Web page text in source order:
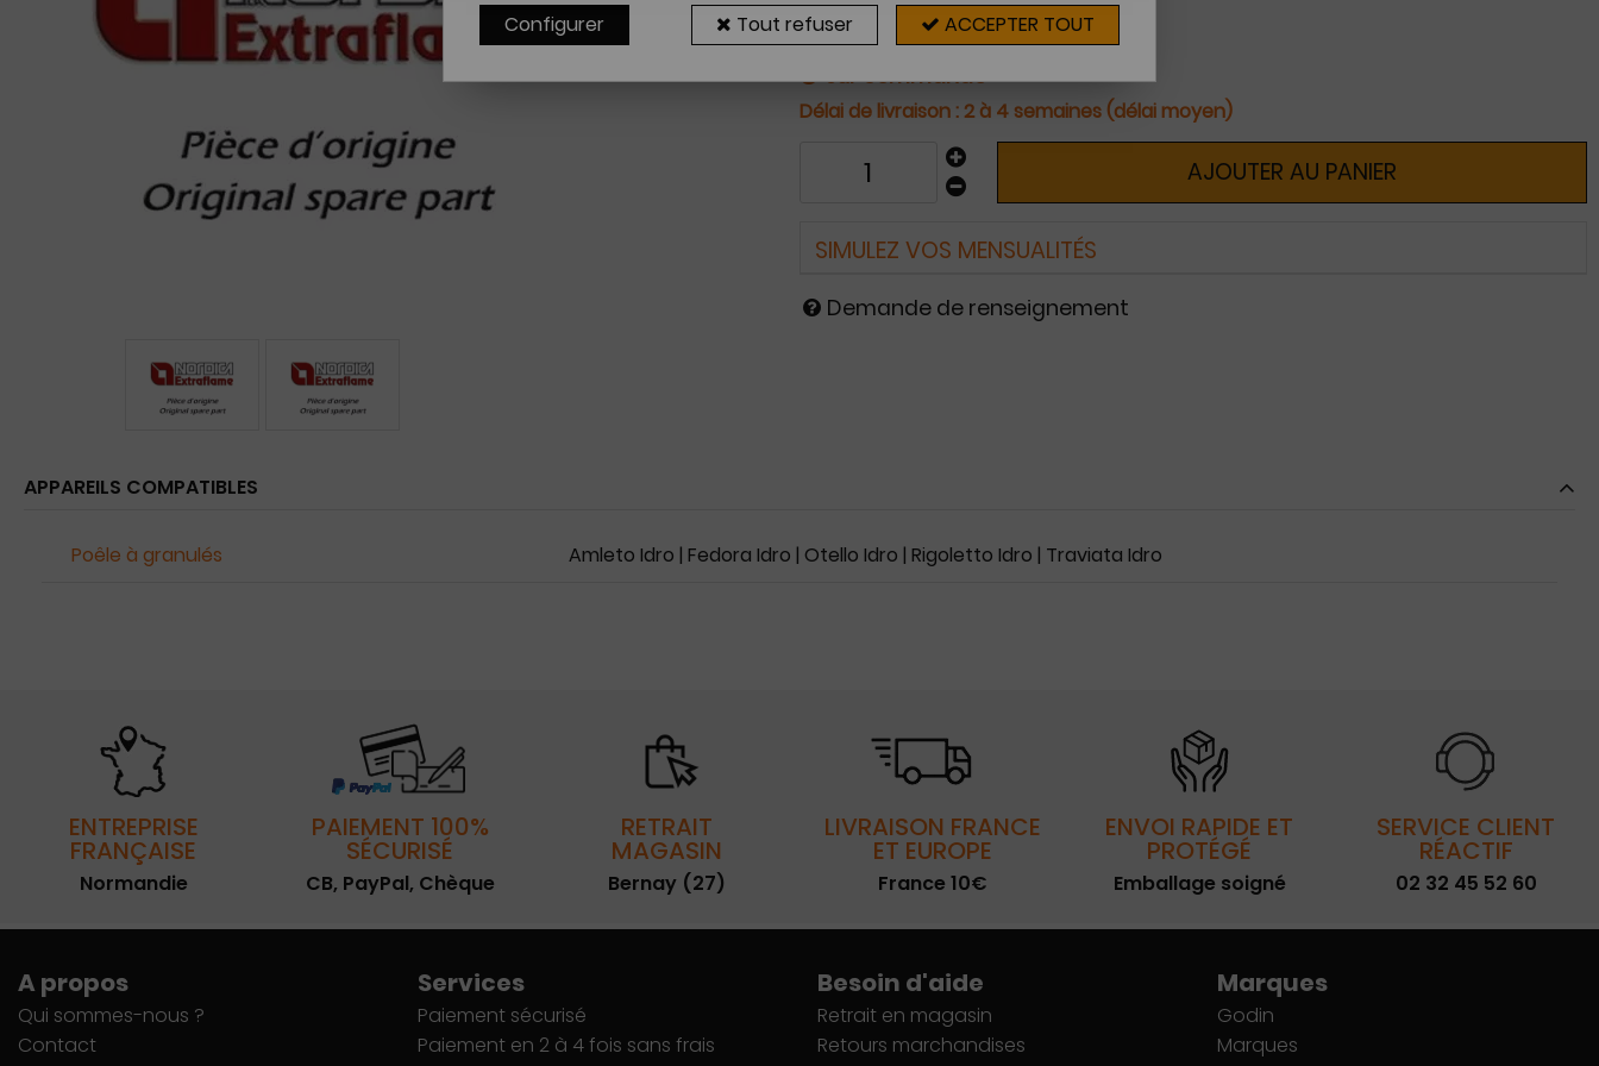
Appareils compatibles
Sur commande
2 à 4 semaines (délai moyen)
AJOUTER AU PANIER
SIMULEZ VOS MENSUALITÉS
Demande de renseignement
APPAREILS COMPATIBLES
Poêle à granulés Amleto Idro | Fedora Idro | Otello Idro | Rigoletto Idro | Traviata Idro
ENTREPRISE
FRANÇAISE
Normandie
PAIEMENT 100%
SÉCURISÉ
CB, PayPal, Chèque
RETRAIT
MAGASIN
Bernay (27)
LIVRAISON FRANCE
ET EUROPE
France 10€
ENVOI RAPIDE ET
PROTÉGÉ
Emballage soigné
SERVICE CLIENT
RÉACTIF
02 32 45 52 60
A propos
Qui sommes-nous ?
Contact
Services
Paiement sécurisé
Paiement en 2 à 4 fois sans frais
Besoin d'aide
Retrait en magasin
Retours marchandises
Marques
Godin
Marques
Configurer Tout refuser ACCEPTER TOUT